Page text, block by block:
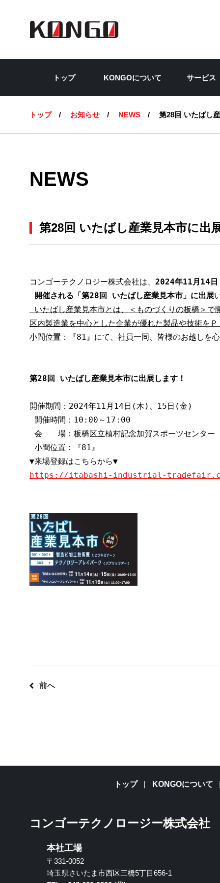
トップ KONGOについて サービス
トップ お知らせ NEWS 第28回 いたばし
NEWS
第28回 いたばし産業見本市に出
コンゴーテクノロジー株式会社は、 2024年11月14日
開催される 「第28回 いたばし産業見本市」に出展
いたばし産業見本市とは、＜ものづくりの板橋＞
区内製造業を中心とした企業が優れた製品や技術を
小間位置：『81』にて、社員一同、皆様のお越しを
第28回 いたばし産業見本市に出展します！
開催期間：2024年11月14日(木)、15日(金)
開催時間：10:00～17:00
会　　場：板橋区立植村記念加賀スポーツセンター
小間位置：『81』
▼来場登録はこちらから▼
https://itabashi-industrial-
前へ
トップ KONGOについて
コンゴーテクノロージー株式会社
本社工場
〒331-0052
埼玉県さいたま市西区三橋5丁目656-1